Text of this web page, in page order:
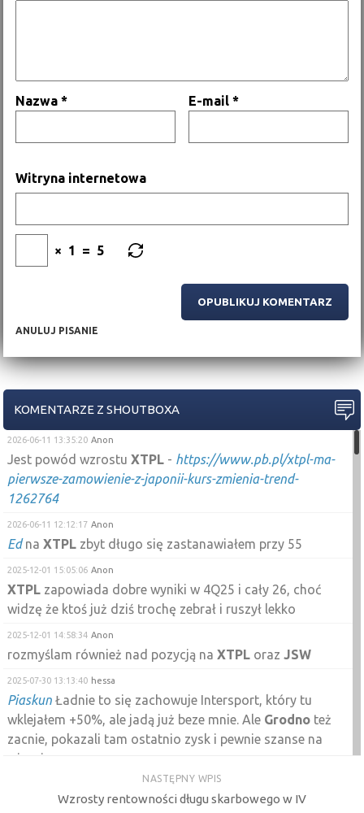
ANULUJ PISANIE
Nazwa* E-mail*
Witryna internetowa
× 1 = 5
KOMENTARZE Z SHOUTBOXA
2026-06-11 13:35:20 Anon
Jest powód wzrostuXTPL - https://www.pb.pl/xtpl-ma-
pierwsze-zamowienie-z-japonii-kurs-zmienia-trend-
1262764
2026-06-11 12:12:17 Anon
EdnaXTPL zbyt długo się zastanawiałem przy 55
2025-12-01 15:05:06 Anon
XTPL zapowiada dobre wyniki w 4Q25 i cały 26, choć
widzę że ktoś już dziś trochę zebrał i ruszył lekko
2025-12-01 14:58:34 Anon
rozmyślam również nad pozycją naXTPL orazJSW
2025-07-30 13:13:40 hessa
Piaskun Ładnie to się zachowuje Intersport, który tu
wklejałem +50%, ale jadą już beze mnie. Ale Grodno też
zacnie, pokazali tam ostatnio zysk i pewnie szanse na
więcej
ładnie się zachowuje ciekawie kurs reaguje o
NASTĘPNY WPIS
Wzrosty rentowności długu skarbowego w IV